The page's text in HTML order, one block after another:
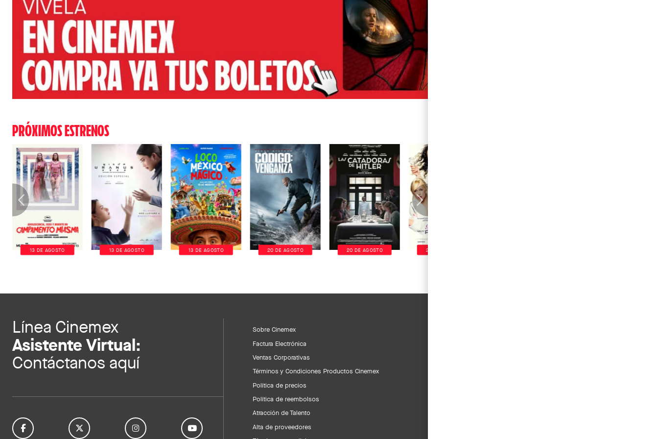
PRÓXIMOS ESTRENOS
13 DE AGOSTO 13 DE AGOSTO 13 DE AGOSTO 20 DE AGOSTO 20 DE AGOSTO 20 DE AGOSTO
Línea Cinemex
Asistente Virtual:
Contáctanos aquí
Sobre Cinemex
Factura Electrónica
Ventas Corporativas
Términos y Condiciones Productos Cinemex
Política de precios
Política de reembolsos
Atracción de Talento
Alta de proveedores